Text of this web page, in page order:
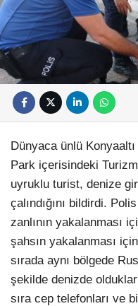
Dünyaca ünlü
Park içerisindeki
uyruklu turist, denize
çalındığını bildirdi.
zanlının yakalanması
şahsın yakalanması
sırada aynı bölgede
şekilde denizde
sıra cep telefonları ve